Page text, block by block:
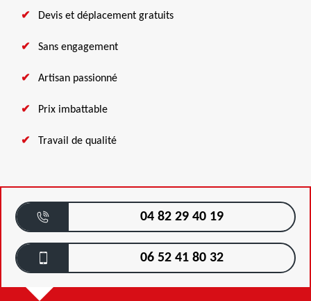
Devis et déplacement gratuits
Sans engagement
Artisan passionné
Prix imbattable
Travail de qualité
04 82 29 40 19
06 52 41 80 32